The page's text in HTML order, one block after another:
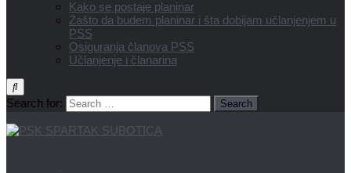
Kako se postaje planinar
Zašto da budem planinar i šta dobijam učlanjenjem u
PSS
Osiguranja članova PSS
Učlanjenje i članarina
Search for: